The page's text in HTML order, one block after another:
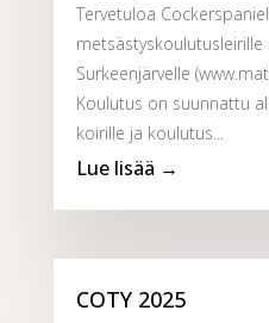
Tervetuloa
Surkeenjärvelle
Koulutus on suunnattu
koirille ja koulutus...
COTY 2025